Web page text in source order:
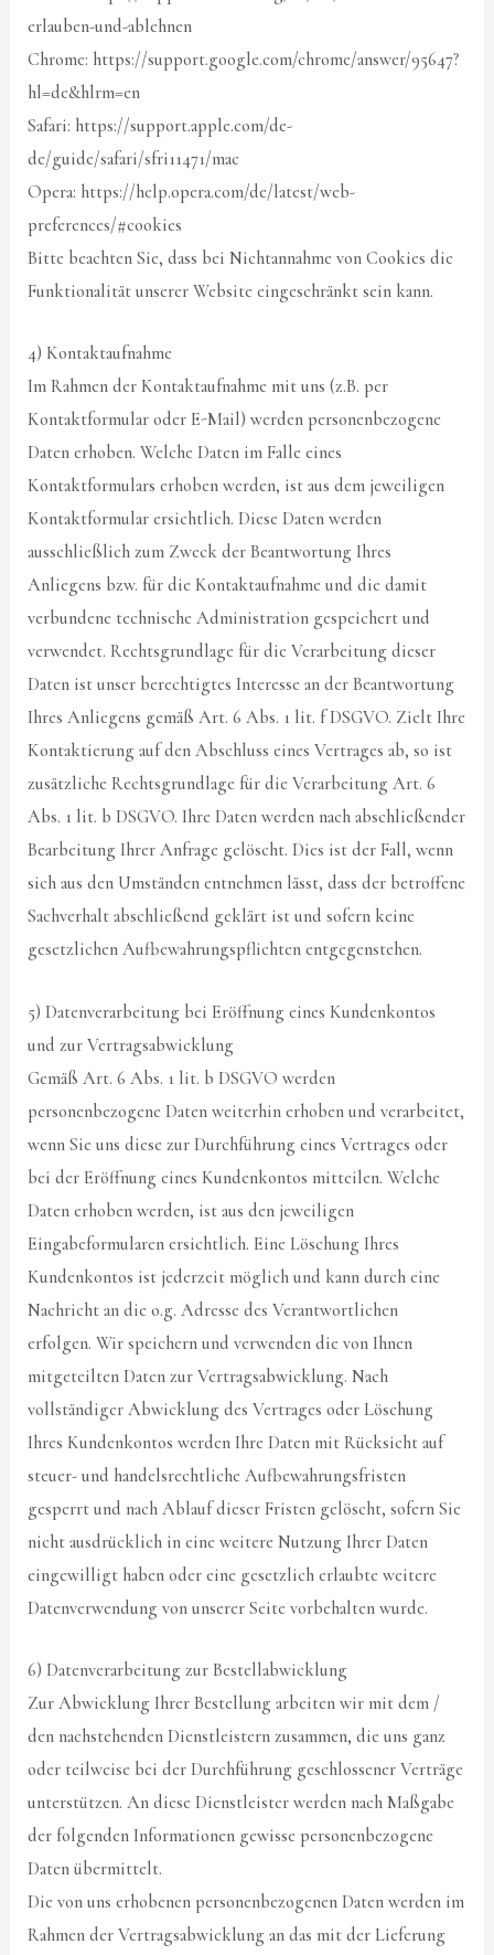
erlauben-und-ablehnen
Chrome: https://support.google.com/chrome/answer/95647?
hl=de&hlrm=en
Safari: https://support.apple.com/de-
de/guide/safari/sfri11471/mac
Opera: https://help.opera.com/de/latest/web-
preferences/#cookies
Bitte beachten Sie, dass bei Nichtannahme von Cookies die
Funktionalität unserer Website eingeschränkt sein kann.
4) Kontaktaufnahme
Im Rahmen der Kontaktaufnahme mit uns (z.B. per
Kontaktformular oder E-Mail) werden personenbezogene
Daten erhoben. Welche Daten im Falle eines
Kontaktformulars erhoben werden, ist aus dem jeweiligen
Kontaktformular ersichtlich. Diese Daten werden
ausschließlich zum Zweck der Beantwortung Ihres
Anliegens bzw. für die Kontaktaufnahme und die damit
verbundene technische Administration gespeichert und
verwendet. Rechtsgrundlage für die Verarbeitung dieser
Daten ist unser berechtigtes Interesse an der Beantwortung
Ihres Anliegens gemäß Art. 6 Abs. 1 lit. f DSGVO. Zielt Ihre
Kontaktierung auf den Abschluss eines Vertrages ab, so ist
zusätzliche Rechtsgrundlage für die Verarbeitung Art. 6
Abs. 1 lit. b DSGVO. Ihre Daten werden nach abschließender
Bearbeitung Ihrer Anfrage gelöscht. Dies ist der Fall, wenn
sich aus den Umständen entnehmen lässt, dass der betroffene
Sachverhalt abschließend geklärt ist und sofern keine
gesetzlichen Aufbewahrungspflichten entgegenstehen.
5) Datenverarbeitung bei Eröffnung eines Kundenkontos
und zur Vertragsabwicklung
Gemäß Art. 6 Abs. 1 lit. b DSGVO werden
personenbezogene Daten weiterhin erhoben und verarbeitet,
wenn Sie uns diese zur Durchführung eines Vertrages oder
bei der Eröffnung eines Kundenkontos mitteilen. Welche
Daten erhoben werden, ist aus den jeweiligen
Eingabeformularen ersichtlich. Eine Löschung Ihres
Kundenkontos ist jederzeit möglich und kann durch eine
Nachricht an die o.g. Adresse des Verantwortlichen
erfolgen. Wir speichern und verwenden die von Ihnen
mitgeteilten Daten zur Vertragsabwicklung. Nach
vollständiger Abwicklung des Vertrages oder Löschung
Ihres Kundenkontos werden Ihre Daten mit Rücksicht auf
steuer- und handelsrechtliche Aufbewahrungsfristen
gesperrt und nach Ablauf dieser Fristen gelöscht, sofern Sie
nicht ausdrücklich in eine weitere Nutzung Ihrer Daten
eingewilligt haben oder eine gesetzlich erlaubte weitere
Datenverwendung von unserer Seite vorbehalten wurde.
6) Datenverarbeitung zur Bestellabwicklung
Zur Abwicklung Ihrer Bestellung arbeiten wir mit dem /
den nachstehenden Dienstleistern zusammen, die uns ganz
oder teilweise bei der Durchführung geschlossener Verträge
unterstützen. An diese Dienstleister werden nach Maßgabe
der folgenden Informationen gewisse personenbezogene
Daten übermittelt.
Die von uns erhobenen personenbezogenen Daten werden im
Rahmen der Vertragsabwicklung an das mit der Lieferung